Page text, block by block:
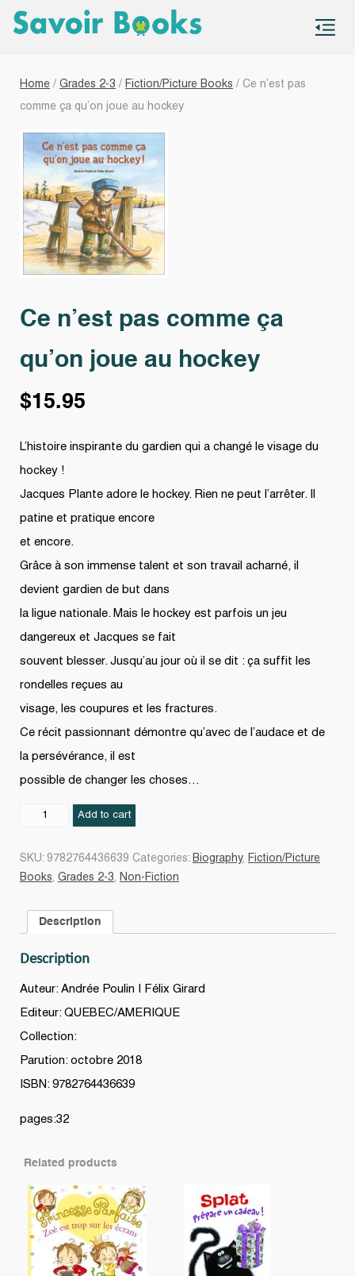
Home / Grades 2-3 / Fiction/Picture Books / Ce n’est pas
comme ça qu’on joue au hockey
Ce n’est pas comme ça
qu’on joue au hockey
$15.95
L’histoire inspirante du gardien qui a changé le visage du
hockey !
Jacques Plante adore le hockey. Rien ne peut l’arrêter. Il
patine et pratique encore
et encore.
Grâce à son immense talent et son travail acharné, il
devient gardien de but dans
la ligue nationale. Mais le hockey est parfois un jeu
dangereux et Jacques se fait
souvent blesser. Jusqu’au jour où il se dit : ça suffit les
rondelles reçues au
visage, les coupures et les fractures.
Ce récit passionnant démontre qu’avec de l’audace et de
la persévérance, il est
possible de changer les choses…
joue
hockey
quantity
Add to cart
SKU: 9782764436639 Categories: Biography, Fiction/Picture
Books, Grades 2-3, Non-Fiction
Description
Description
Auteur: Andrée Poulin | Félix Girard
Editeur: QUEBEC/AMERIQUE
Collection:
Parution: octobre 2018
ISBN: 9782764436639
pages:32
Related products